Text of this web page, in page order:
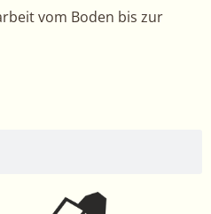
vom Boden bis zur